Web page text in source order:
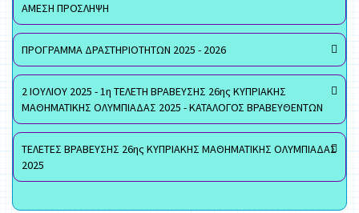
ΑΜΕΣΗ ΠΡΟΣΛΗΨΗ
ΠΡΟΓΡΑΜΜΑ ΔΡΑΣΤΗΡΙΟΤΗΤΩΝ 2025 - 2026
2 ΙΟΥΛΙΟΥ 2025 - 1η ΤΕΛΕΤΗ ΒΡΑΒΕΥΣΗΣ 26ης ΚΥΠΡΙΑΚΗΣ
ΜΑΘΗΜΑΤΙΚΗΣ ΟΛΥΜΠΙΑΔΑΣ 2025 - ΚΑΤΑΛΟΓΟΣ ΒΡΑΒΕΥΘΕΝΤΩΝ
ΤΕΛΕΤΕΣ ΒΡΑΒΕΥΣΗΣ 26ης ΚΥΠΡΙΑΚΗΣ ΜΑΘΗΜΑΤΙΚΗΣ ΟΛΥΜΠΙΑΔΑΣ
2025